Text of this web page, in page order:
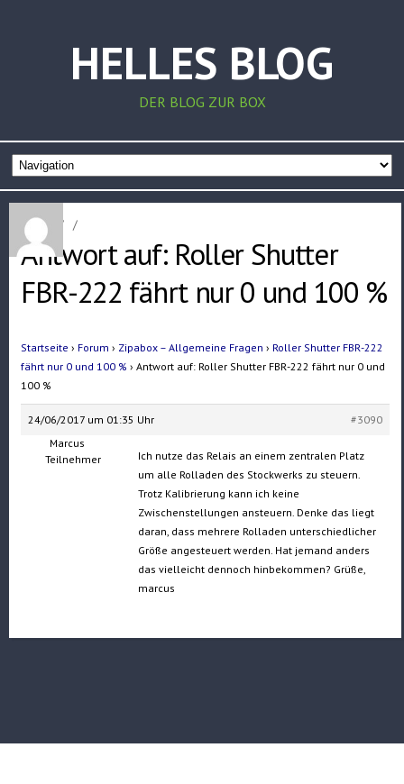
HELLES BLOG
DER BLOG ZUR BOX
Home / /
Antwort auf: Roller Shutter
FBR-222 fährt nur 0 und 100 %
Startseite › Forum › Zipabox – Allgemeine Fragen › Roller Shutter FBR-222
fährt nur 0 und 100 % › Antwort auf: Roller Shutter FBR-222 fährt nur 0 und
100 %
24/06/2017 um 01:35 Uhr
#3090
Marcus
Teilnehmer
Ich nutze das Relais an einem zentralen Platz
um alle Rolladen des Stockwerks zu steuern.
Trotz Kalibrierung kann ich keine
Zwischenstellungen ansteuern. Denke das liegt
daran, dass mehrere Rolladen unterschiedlicher
Größe angesteuert werden. Hat jemand anders
das vielleicht dennoch hinbekommen? Grüße,
marcus